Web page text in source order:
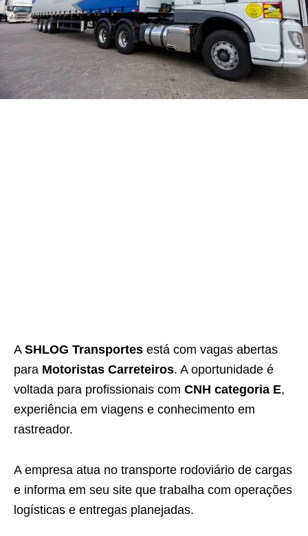
A SHLOG Transportes está com vagas abertas
para Motoristas Carreteiros. A oportunidade é
voltada para profissionais com CNH categoria E,
experiência em viagens e conhecimento em
rastreador.
A empresa atua no transporte rodoviário de cargas
e informa em seu site que trabalha com operações
logísticas e entregas planejadas.